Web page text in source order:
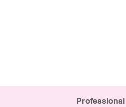
Professional